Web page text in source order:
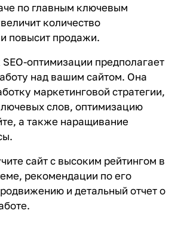
по главным ключевым
количество
повысит продажи.
оптимизации предполагает
над вашим сайтом. Она
маркетинговой стратегии,
слов, оптимизацию
а также наращивание
сайт с высоким рейтингом в
рекомендации по его
и детальный отчет о